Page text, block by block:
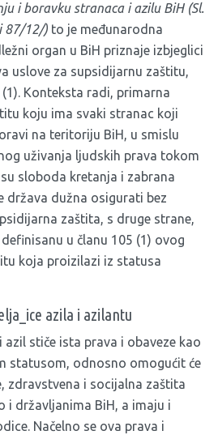
i boravku stranaca i azilu BiH (Sl.
87/12/) to je međunarodna
organ u BiH priznaje izbjeglici
uslove za supsidijarnu zaštitu,
Konteksta radi, primarna
koju ima svaki stranac koji
na teritoriju BiH, u smislu
uživanja ljudskih prava tokom
sloboda kretanja i zabrana
država dužna osigurati bez
zaštita, s druge strane,
u članu 105 (1) ovog
koja proizilazi iz statusa
azila i azilantu
stiče ista prava i obaveze kao
statusom, odnosno omogućit će
zdravstvena i socijalna zaštita
i državljanima BiH, a imaju i
Načelno se ova prava i